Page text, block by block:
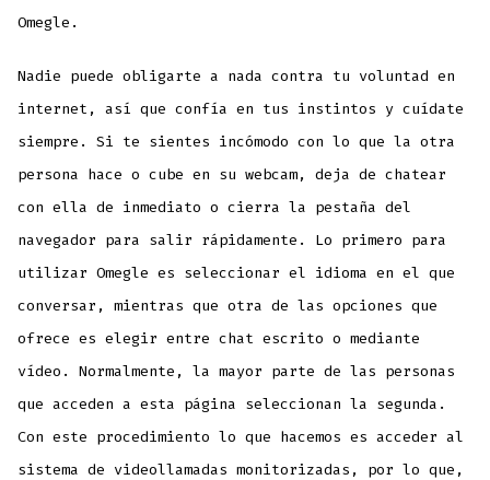
Omegle.
Nadie puede obligarte a nada contra tu voluntad en
internet, así que confía en tus instintos y cuídate
siempre. Si te sientes incómodo con lo que la otra
persona hace o cube en su webcam, deja de chatear
con ella de inmediato o cierra la pestaña del
navegador para salir rápidamente. Lo primero para
utilizar Omegle es seleccionar el idioma en el que
conversar, mientras que otra de las opciones que
ofrece es elegir entre chat escrito o mediante
vídeo. Normalmente, la mayor parte de las personas
que acceden a esta página seleccionan la segunda.
Con este procedimiento lo que hacemos es acceder al
sistema de videollamadas monitorizadas, por lo que,